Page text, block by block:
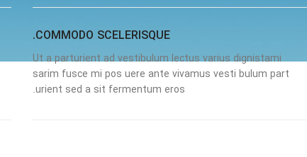
COMMODO SCELERISQUE.
Ut a parturient ad vestibulum lectus varius dignistami
sarim fusce mi pos uere ante vivamus vesti bulum part
urient sed a sit fermentum eros.